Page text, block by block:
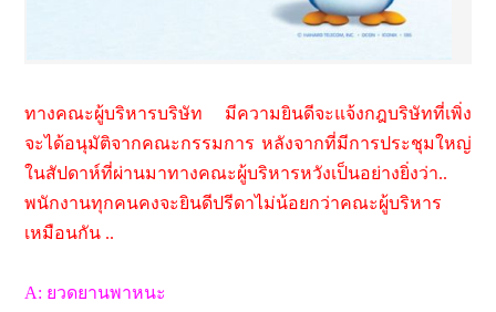
ทางคณะผู้บริหารบริษัท มีความยินดีจะแจ้งกฎบริษัทที่เพิ่ง
จะได้อนุมัติจากคณะกรรมการ หลังจากที่มีการประชุมใหญ่
ในสัปดาห์ที่ผ่านมาทางคณะผู้บริหารหวังเป็นอย่างยิ่งว่า..
พนักงานทุกคนคงจะยินดีปรีดาไม่น้อยกว่าคณะผู้บริหาร
เหมือนกัน ..
A: ยวดยานพาหนะ